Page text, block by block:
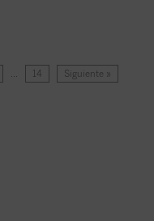
… 14 Siguiente »